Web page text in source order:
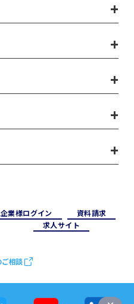
業様ログイン
資料請求
求⼈サイト
相談